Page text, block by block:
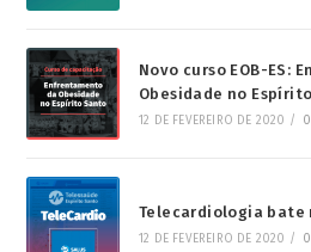
Novo curso EOB-ES:
Obesidade no
12 DE FEVEREIRO DE 2020 /
Telecardiologia bate
12 DE FEVEREIRO DE 2020 /